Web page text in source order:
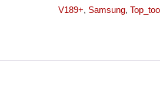
Dell/Lenovo/Hp
V189+, Samsung,